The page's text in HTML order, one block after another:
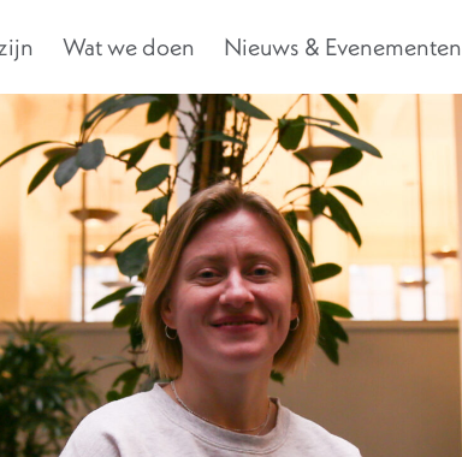
Wat we doen Nieuws & Evenementen